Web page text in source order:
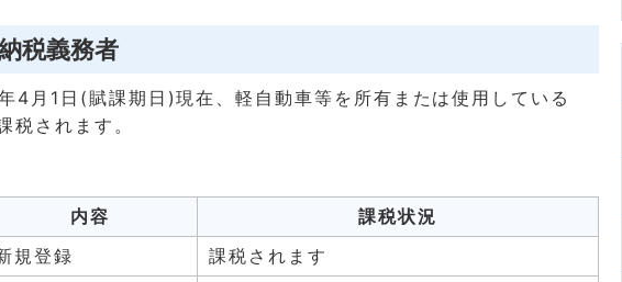
税義務者
4月1日(賦課期日)現在、軽自動車等を所有または使用している
税されます。
内容
課税状況
規登録
課税されます